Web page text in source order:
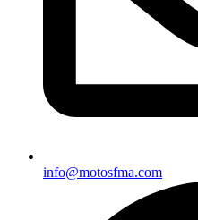
info@motosfma.com